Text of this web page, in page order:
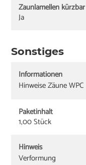
Zaunlamellen kürzbar
Ja
Sonstiges
Informationen
Hinweise Zäune WPC
Paketinhalt
1,00 Stück
Hinweis
Verformung